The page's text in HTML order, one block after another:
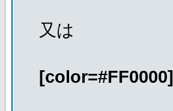
又は
[color=#FF0000]